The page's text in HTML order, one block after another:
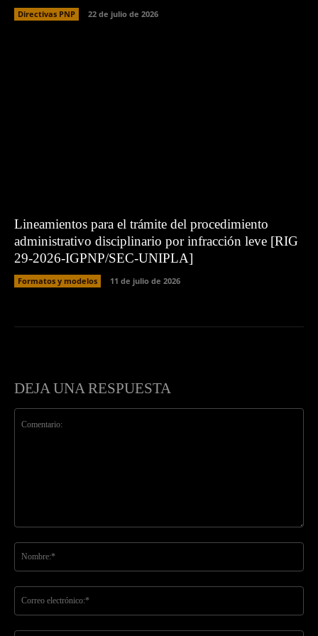
Directivas PNP 22 de julio de 2026
Lineamientos para el trámite del procedimiento
administrativo disciplinario por infracción leve [RIG
29-2026-IGPNP/SEC-UNIPLA]
Formatos y modelos 11 de julio de 2026
DEJA UNA RESPUESTA